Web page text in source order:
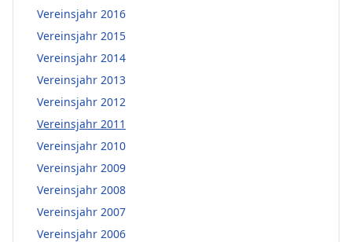
Vereinsjahr 2016
Vereinsjahr 2015
Vereinsjahr 2014
Vereinsjahr 2013
Vereinsjahr 2012
Vereinsjahr 2011
Vereinsjahr 2010
Vereinsjahr 2009
Vereinsjahr 2008
Vereinsjahr 2007
Vereinsjahr 2006